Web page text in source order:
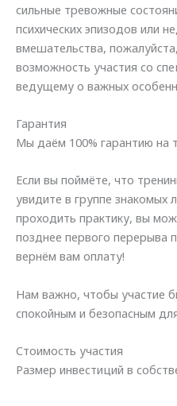
сильные тревожные
психических эпизодов или
вмешательства,
возможность участия со
ведущему о важных
Гарантия
Мы даём 100% гарантию на
Если вы поймёте, что
увидите в группе
проходить практику, вы
позднее первого перерыва
вернём вам оплату!
Нам важно, чтобы участие
спокойным и безопасным
Стоимость участия
Размер инвестиций в